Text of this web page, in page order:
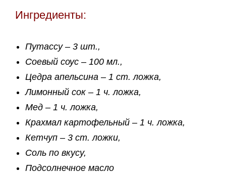
Ингредиенты:
Путассу – 3 шт.,
Соевый соус – 100 мл.,
Цедра апельсина – 1 ст. ложка,
Лимонный сок – 1 ч. ложка,
Мед – 1 ч. ложка,
Крахмал картофельный – 1 ч. ложка,
Кетчуп – 3 ст. ложки,
Соль по вкусу,
Подсолнечное масло